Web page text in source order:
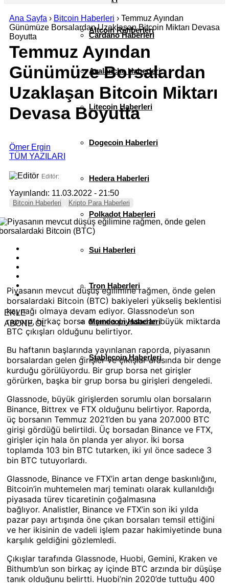
Cardano Haberleri
Avalanche Haberleri
Litecoin Haberleri
Dogecoin Haberleri
Hedera Haberleri
Polkadot Haberleri
Sui Haberleri
Tron Haberleri
Memecoin Haberleri
Stablecoin Haberleri
Altcoin Rehberleri
Ana Sayfa › Bitcoin Haberleri › Temmuz Ayından
Günümüze Borsalardan Uzaklaşan Bitcoin Miktarı Devasa
Boyutta
Temmuz Ayından
Günümüze Borsalardan
Uzaklaşan Bitcoin Miktarı
Devasa Boyutta
Ömer Ergin
TÜM YAZILARI
Editör:
Yayınlandı: 11.03.2022 - 21:50
Bitcoin Haberleri Kripto Para Haberleri
EKLE
ABONE OL
Piyasanın mevcut düşüş eğilimine rağmen, önde gelen
borsalardaki Bitcoin (BTC) bakiyeleri yükseliş beklentisi
kaynağı olmaya devam ediyor. Glassnode’un son
raporu, birkaç borsa dışında piyasadan büyük miktarda
BTC çıkışları olduğunu belirtiyor.
Bu haftanın başlarında yayınlanan raporda, piyasanın
borsalardan gelen girişler ve çıkışlar arasında bir denge
kurduğu görülüyordu. Bir grup borsa net girişler
görürken, başka bir grup borsa bu girişleri dengeledi.
Glassnode, büyük girişlerden sorumlu olan borsaların
Binance, Bittrex ve FTX olduğunu belirtiyor. Raporda,
üç borsanın Temmuz 2021’den bu yana 207.000 BTC
girişi gördüğü belirtildi. Üç borsadan Binance ve FTX,
girişler için hala ön planda yer alıyor. İki borsa
toplamda 103 bin BTC tutarken, iki yıl önce sadece 3
bin BTC tutuyorlardı.
Glassnode, Binance ve FTX’in artan denge baskınlığını,
Bitcoin’in muhtemelen marj teminatı olarak kullanıldığı
piyasada türev ticaretinin çoğalmasına
bağlıyor. Analistler, Binance ve FTX’in son iki yılda
pazar payı artışında öne çıkan borsaları temsil ettiğini
ve her ikisinin de vadeli işlem pazar hakimiyetinde buna
karşılık geldiğini gözlemledi.
Çıkışlar tarafında Glassnode, Huobi, Gemini, Kraken ve
Bithumb’un son birkaç ay içinde BTC arzında bir düşüşe
tanık olduğunu belirtti. Huobi’nin 2020’de tuttuğu 400